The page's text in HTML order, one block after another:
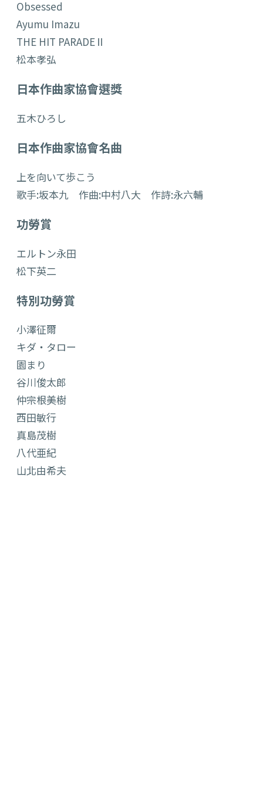
Obsessed
Ayumu Imazu
THE HIT PARADEⅡ
松本孝弘
日本作曲家協會選獎
五木ひろし
日本作曲家協會名曲
上を向いて歩こう
歌手:坂本九 作曲:中村八大 作詩:永六輔
功勞賞
エルトン永田
松下英二
特別功勞賞
小澤征爾
キダ・タロー
園まり
谷川俊太郎
仲宗根美樹
西田敏行
真島茂樹
八代亜紀
山北由希夫